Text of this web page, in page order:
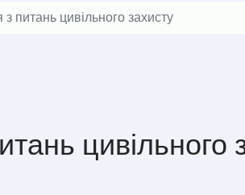
питань цивільного захисту
цивільного